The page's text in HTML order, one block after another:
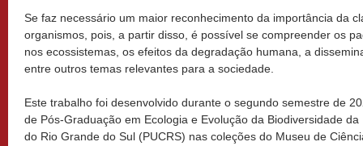
Se faz necessário um maior reconhecimento da importância da
organismos, pois, a partir disso, é possível se compreender os
nos ecossistemas, os efeitos da degradação humana, a
entre outros temas relevantes para a sociedade.
Este trabalho foi desenvolvido durante o segundo semestre de
de Pós-Graduação em Ecologia e Evolução da Biodiversidade
do Rio Grande do Sul (PUCRS) nas coleções do Museu de